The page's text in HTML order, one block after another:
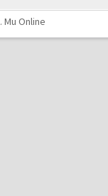
. Mu Online